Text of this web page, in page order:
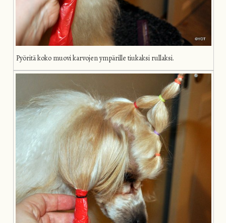
Pyöritä koko muovi karvojen ympärille tiukaksi rullaksi.